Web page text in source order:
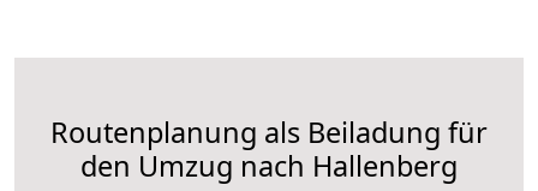
Routenplanung als Beiladung für
den Umzug nach Hallenberg